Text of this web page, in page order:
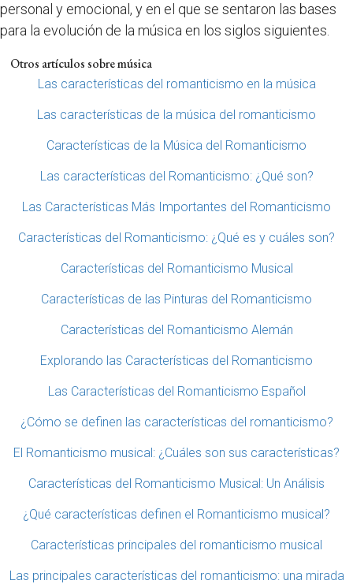
personal y emocional, y en el que se sentaron las bases
para la evolución de la música en los siglos siguientes.
Otros artículos sobre música
Las características del romanticismo en la música
Las características de la música del romanticismo
Características de la Música del Romanticismo
Las características del Romanticismo: ¿Qué son?
Las Características Más Importantes del Romanticismo
Características del Romanticismo: ¿Qué es y cuáles son?
Características del Romanticismo Musical
Características de las Pinturas del Romanticismo
Características del Romanticismo Alemán
Explorando las Características del Romanticismo
Las Características del Romanticismo Español
¿Cómo se definen las características del romanticismo?
El Romanticismo musical: ¿Cuáles son sus características?
Características del Romanticismo Musical: Un Análisis
¿Qué características definen el Romanticismo musical?
Características principales del romanticismo musical
Las principales características del romanticismo: una mirada